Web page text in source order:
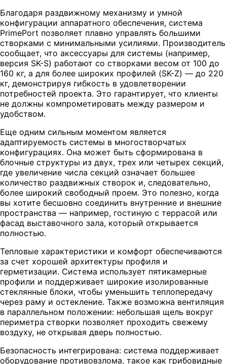
Благодаря раздвижному механизму и умной
конфигурации аппаратного обеспечения, система
PrimePort позволяет плавно управлять большими
створками с минимальными усилиями. Производитель
сообщает, что аксессуары для системы (например,
версия SK-S) работают со створками весом от 100 до
160 кг, а для более широких профилей (SK-Z) — до 220
кг, демонстрируя гибкость в удовлетворении
потребностей проекта. Это гарантирует, что клиенты
не должны компрометировать между размером и
удобством.
Еще одним сильным моментом является
адаптируемость системы в многостворчатых
конфигурациях. Она может быть сформирована в
блочные структуры из двух, трех или четырех секций,
где увеличение числа секций означает большее
количество раздвижных створок и, следовательно,
более широкий свободный проем. Это полезно, когда
вы хотите бесшовно соединить внутренние и внешние
пространства — например, гостиную с террасой или
фасад выставочного зала, который открывается
полностью.
Тепловые характеристики и комфорт обеспечиваются
за счет хорошей архитектуры профиля и
герметизации. Система использует пятикамерные
профили и поддерживает широкие изолированные
стеклянные блоки, чтобы уменьшить теплопередачу
через раму и остекление. Также возможна вентиляция
в параллельном положении: небольшая щель вокруг
периметра створки позволяет проходить свежему
воздуху, не открывая дверь полностью.
Безопасность интегрирована: система поддерживает
оборудование противовзлома, такое как грибовидные